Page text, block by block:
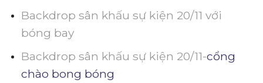
Backdrop sân khấu sự kiện 20/11 với
bóng bay
Backdrop sân khấu sự kiện 20/11-cổng
chào bong bóng